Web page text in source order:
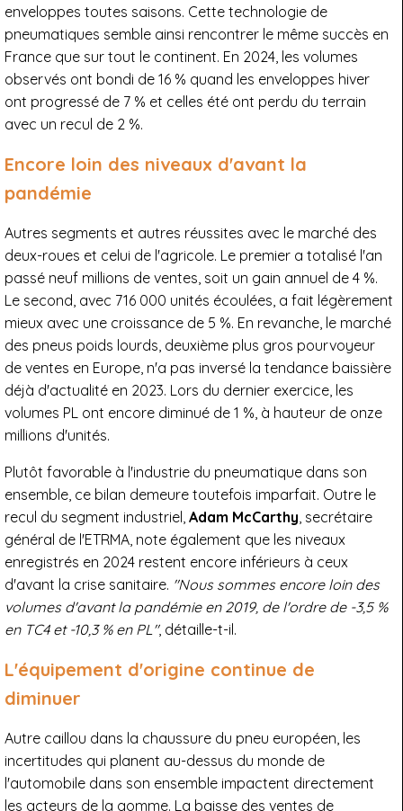
enveloppes toutes saisons. Cette technologie de
pneumatiques semble ainsi rencontrer le même succès en
France que sur tout le continent. En 2024, les volumes
observés ont bondi de 16 % quand les enveloppes hiver
ont progressé de 7 % et celles été ont perdu du terrain
avec un recul de 2 %.
Encore loin des niveaux d'avant la
pandémie
Autres segments et autres réussites avec le marché des
deux-roues et celui de l'agricole. Le premier a totalisé l'an
passé neuf millions de ventes, soit un gain annuel de 4 %.
Le second, avec 716 000 unités écoulées, a fait légèrement
mieux avec une croissance de 5 %. En revanche, le marché
des pneus poids lourds, deuxième plus gros pourvoyeur
de ventes en Europe, n'a pas inversé la tendance baissière
déjà d'actualité en 2023. Lors du dernier exercice, les
volumes PL ont encore diminué de 1 %, à hauteur de onze
millions d'unités.
Plutôt favorable à l'industrie du pneumatique dans son
ensemble, ce bilan demeure toutefois imparfait. Outre le
recul du segment industriel, Adam McCarthy, secrétaire
général de l'ETRMA, note également que les niveaux
enregistrés en 2024 restent encore inférieurs à ceux
d'avant la crise sanitaire. "Nous sommes encore loin des
volumes d'avant la pandémie en 2019, de l'ordre de -3,5 %
en TC4 et -10,3 % en PL", détaille-t-il.
L'équipement d'origine continue de
diminuer
Autre caillou dans la chaussure du pneu européen, les
incertitudes qui planent au-dessus du monde de
l'automobile dans son ensemble impactent directement
les acteurs de la gomme. La baisse des ventes de